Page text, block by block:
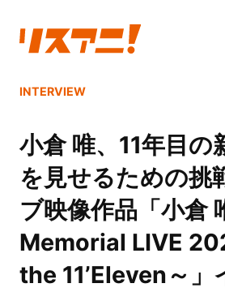
INTERVIEW
小倉 唯、11年目の
を見せるための
ブ映像作品「小倉
Memorial LIVE
the 11’Eleven～」